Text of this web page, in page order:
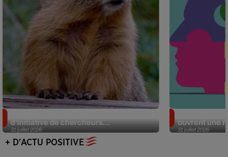
31 juillet 2026
d’initiative de chercheurs...
31 juillet 2026
ouvrent une
+ D'ACTU POSITIVE